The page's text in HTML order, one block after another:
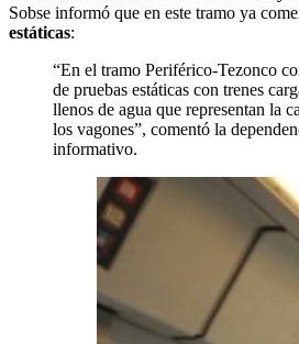
Sobse informó que en este tramo ya
estáticas:
“En el tramo Periférico-Tezonco
de pruebas estáticas con trenes
llenos de agua que representan la
los vagones”, comentó la
informativo.